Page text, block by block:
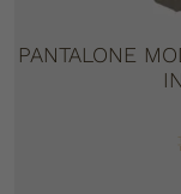
PANTALONE